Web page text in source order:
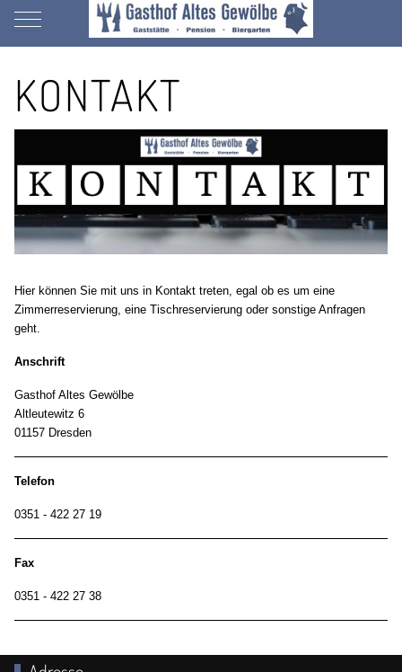
Mobile Menu Toggle
KONTAKT
Hier können Sie mit uns in Kontakt treten, egal ob es um eine
Zimmerreservierung, eine Tischreservierung oder sonstige Anfragen
geht.
Anschrift
Gasthof Altes Gewölbe
Altleutewitz 6
01157 Dresden
Telefon
0351 - 422 27 19
Fax
0351 - 422 27 38